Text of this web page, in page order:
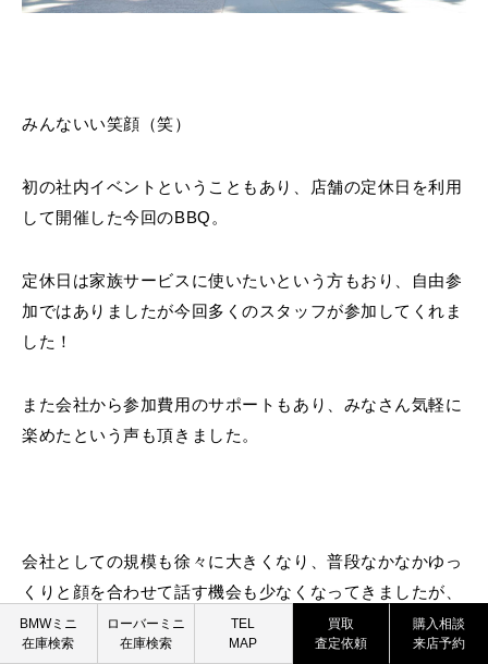
みんないい笑顔（笑）
初の社内イベントということもあり、店舗の定休日を利用
して開催した今回のBBQ。
定休日は家族サービスに使いたいという方もおり、自由参
加ではありましたが今回多くのスタッフが参加してくれま
した！
また会社から参加費用のサポートもあり、みなさん気軽に
楽めたという声も頂きました。
会社としての規模も徐々に大きくなり、普段なかなかゆっ
くりと顔を合わせて話す機会も少なくなってきましたが、
今回のイベントを通して別拠点のスタッフとも交流ができ
たので、強いチームワークにさらに磨きがかかりそうで
BMWミニ
在庫検索
ローバーミニ
在庫検索
TEL
MAP
買取
査定依頼
購入相談
来店予約
買取査定依頼
ROVER MINI
買取査定依頼